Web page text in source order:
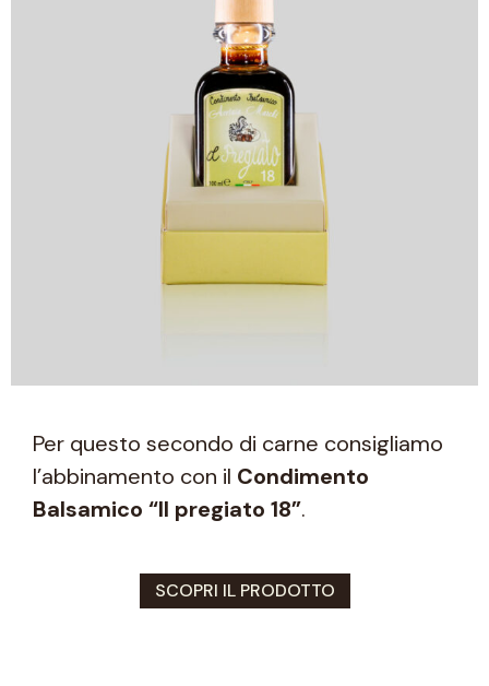
Per questo secondo di carne consigliamo
l’abbinamento con il Condimento
Balsamico “Il pregiato 18”.
SCOPRI IL PRODOTTO